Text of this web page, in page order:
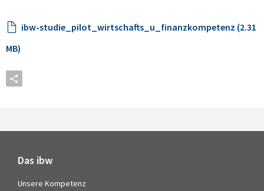
ibw-studie_pilot_wirtschafts_u_finanzkompetenz (2.31
MB)
Das ibw
Unsere Kompetenz